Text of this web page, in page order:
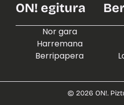
ON! egitura
Nor gara
Harremana
Berripapera
© 2026 ON!.